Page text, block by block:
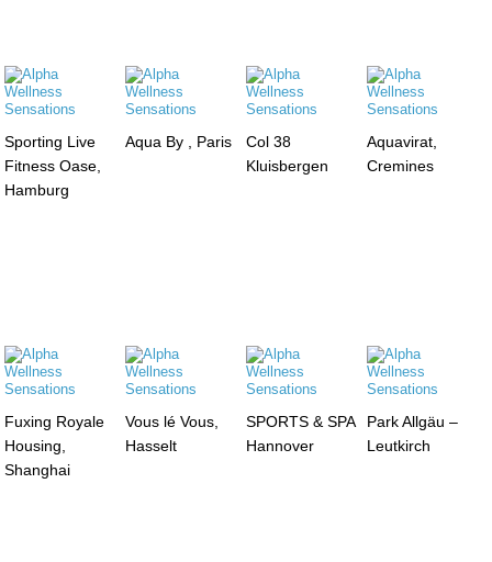
Sporting Live
Fitness Oase,
Hamburg
Aqua By , Paris
Col 38
Kluisbergen
Aquavirat,
Cremines
Fuxing Royale
Housing,
Shanghai
Vous lé Vous,
Hasselt
SPORTS & SPA
Hannover
Park Allgäu –
Leutkirch